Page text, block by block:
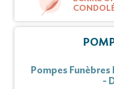
Pompes Funèbres
-